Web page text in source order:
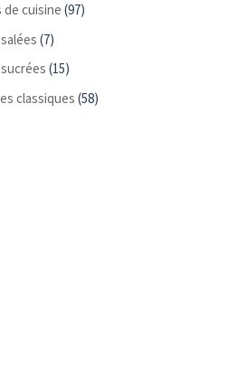
cuisine (97)
(7)
(15)
classiques (58)